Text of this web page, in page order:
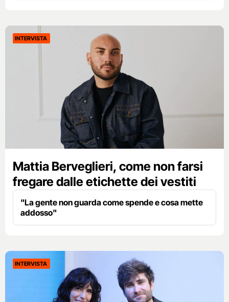
INTERVISTA
Mattia Berveglieri, come non farsi
fregare dalle etichette dei vestiti
"La gente non guarda come spende e cosa mette
addosso"
INTERVISTA